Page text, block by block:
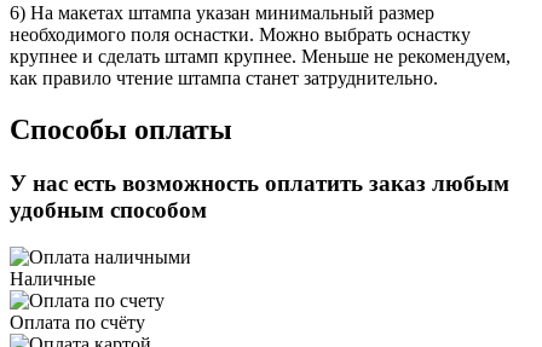
6) На макетах штампа указан минимальный размер
необходимого поля оснастки. Можно выбрать оснастку
крупнее и сделать штамп крупнее. Меньше не рекомендуем,
как правило чтение штампа станет затруднительно.
Способы оплаты
У нас есть возможность оплатить заказ любым
удобным способом
Наличные
Оплата по счёту